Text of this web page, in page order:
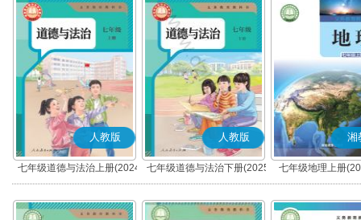
人教版
七年级道德与法治上册(2024
秋版)(部编版)
人教版
七年级道德与法治下册(2025
春版)(部编版)
湘
七年级地理上册